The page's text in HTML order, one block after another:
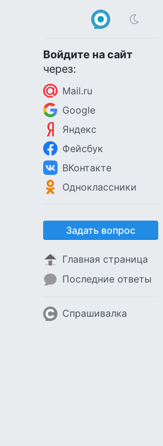
Войдите на сайт
через:
Mail.ru
Google
Яндекс
Фейсбук
ВКонтакте
Одноклассники
Задать вопрос
Главная страница
Последние ответы
Спрашивалка